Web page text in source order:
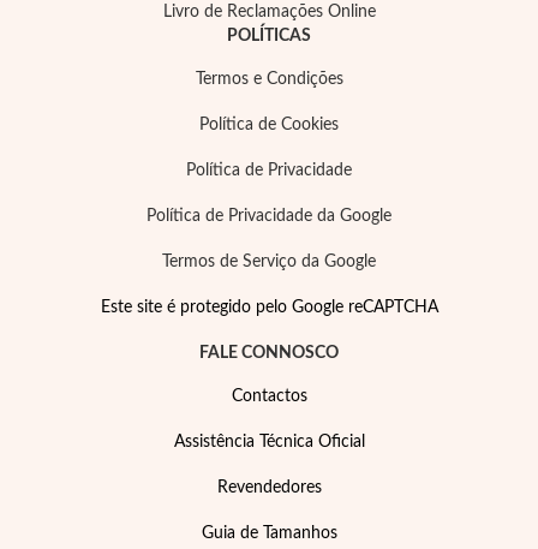
Joias de Festa
Livro de Reclamações Online
POLÍTICAS
Termos e Condições
Política de Cookies
Política de Privacidade
Política de Privacidade da Google
Termos de Serviço da Google
Este site é protegido pelo Google reCAPTCHA
FALE CONNOSCO
Contactos
Assistência Técnica Oficial
Revendedores
Guia de Tamanhos